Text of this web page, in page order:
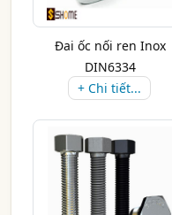
Đai ốc nối ren Inox
DIN6334
+ Chi tiết...